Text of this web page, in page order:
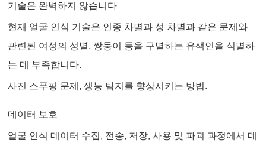
기술은 완벽하지 않습니다
현재 얼굴 인식 기술은 인종 차별과 성 차별과 같은 문제와
관련된 여성의 성별, 쌍둥이 등을 구별하는 유색인을 식별하
는 데 부족합니다.
사진 스푸핑 문제, 생능 탐지를 향상시키는 방법.
데이터 보호
얼굴 인식 데이터 수집, 전송, 저장, 사용 및 파괴 과정에서 데